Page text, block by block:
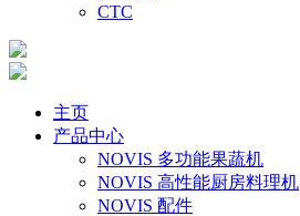
CTC
主页
产品中心
NOVIS 多功能果蔬机
NOVIS 高性能厨房料理机
NOVIS 配件